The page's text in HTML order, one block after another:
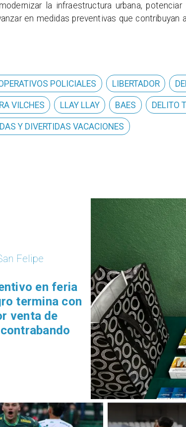
la infraestructura urbana,
en medidas preventivas que contribuyan
POLICIALES LIBERTADOR
VILCHES LLAY LLAY BAES DELITO
Y DIVERTIDAS VACACIONES
Provincia Los Andes
Con gol de Javier Quiñones
Trasandino clasificó a la
liguilla de ascenso